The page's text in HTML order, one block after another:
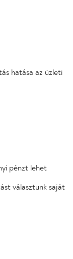
hatása az üzleti
pénzt lehet
választunk saját